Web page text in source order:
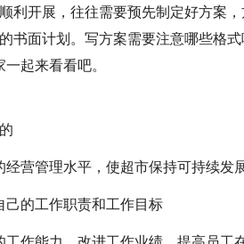
利开展，往往需要预先制定好方案
书面计划。写方案需要注意哪些格
起来看看吧。
经营管理水平，使超市保持可持续发
己的工作职责和工作目标